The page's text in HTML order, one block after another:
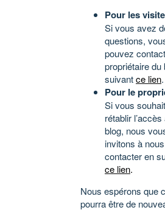
Pour les
Si vous avez
questions,
pouvez
propriétaire du
suivantce lien.
Pour le
Si vous
rétablir
blog, nous
invitons à nous
contacter en
ce lien.
Nous espérons que
pourra être de